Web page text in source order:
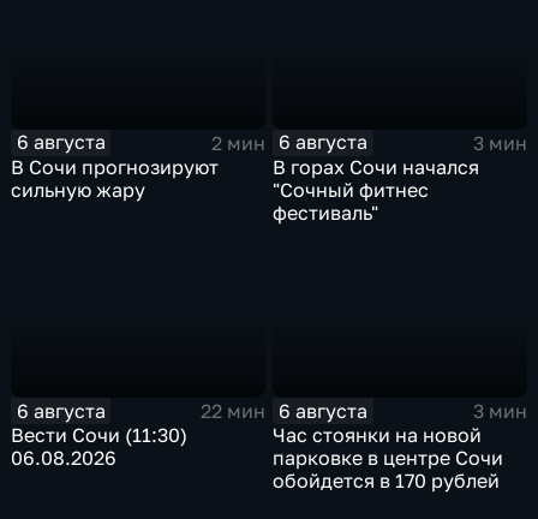
6 августа
2 мин
В Сочи прогнозируют
сильную жару
6 августа
3 мин
В горах Сочи начался
"Сочный фитнес
фестиваль"
6 августа
22 мин
Вести Сочи (11:30)
06.08.2026
6 августа
3 мин
Час стоянки на новой
парковке в центре Сочи
обойдется в 170 рублей